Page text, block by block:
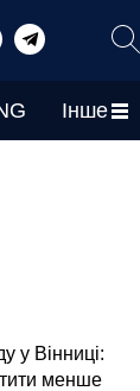
Інше
у Вінниці:
менше